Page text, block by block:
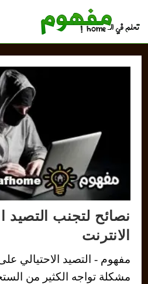
نصائح لتجنب التصيد
الانترنت
مفهوم - التصيد الاحتيالي
مشكلة تواجه الكثير من